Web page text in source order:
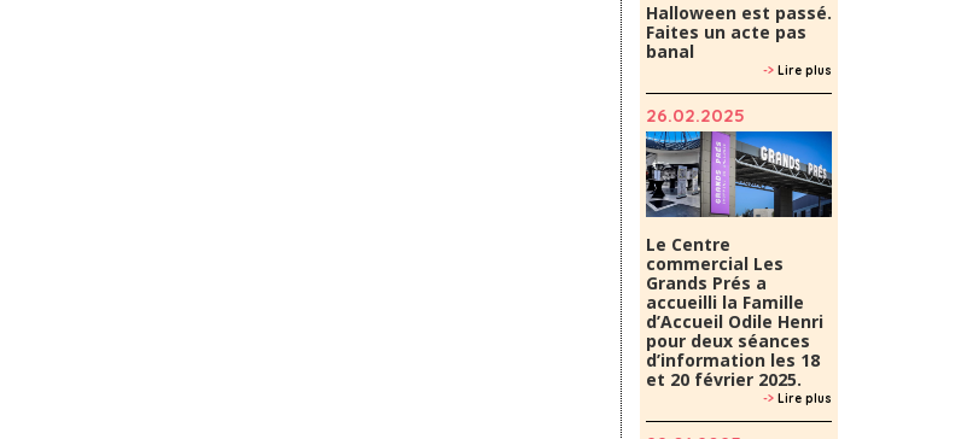
Halloween est passé.
Faites un acte pas
banal
-> Lire plus
26.02.2025
Le Centre
commercial Les
Grands Prés a
accueilli la Famille
d’Accueil Odile Henri
pour deux séances
d’information les 18
et 20 février 2025.
-> Lire plus